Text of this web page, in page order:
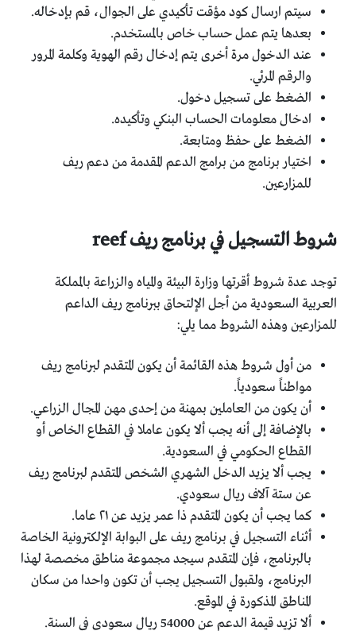
سيتم ارسال كود مؤقت تأكيدي على الجوال، قم بإدخاله.
بعدها يتم عمل حساب خاص بالمستخدم.
عند الدخول مرة أخرى يتم إدخال رقم الهوية وكلمة المرور
والرقم المرئي.
الضغط على تسجيل دخول.
ادخال معلومات الحساب البنكي وتأكيده.
الضغط على حفظ ومتابعة.
اختيار برنامج من برامج الدعم المقدمة من دعم ريف
للمزارعين.
شروط التسجيل في برنامج ريف reef
توجد عدة شروط أقرتها وزارة البيئة والمياه والزراعة بالمملكة
العربية السعودية من أجل الإلتحاق ببرنامج ريف الداعم
للمزارعين وهذه الشروط مما يلي:
من أول شروط هذه القائمة أن يكون المتقدم لبرنامج ريف
مواطناً سعودياً.
أن يكون من العاملين بمهنة من إحدى مهن المجال الزراعي.
بالإضافة إلى أنه يجب ألا يكون عاملا في القطاع الخاص أو
القطاع الحكومي في السعودية.
يجب ألا يزيد الدخل الشهري الشخص المتقدم لبرنامج ريف
عن ستة آلاف ريال سعودي.
كما يجب أن يكون المتقدم ذا عمر يزيد عن ٢١ عاما.
أثناء التسجيل في برنامج ريف على البوابة الإلكترونية الخاصة
بالبرنامج، فإن المتقدم سيجد مجموعة مناطق مخصصة لهذا
البرنامج، ولقبول التسجيل يجب أن تكون واحدا من سكان
المناطق المذكورة في الموقع.
ألا تزيد قيمة الدعم عن 54000 ريال سعودي في السنة.